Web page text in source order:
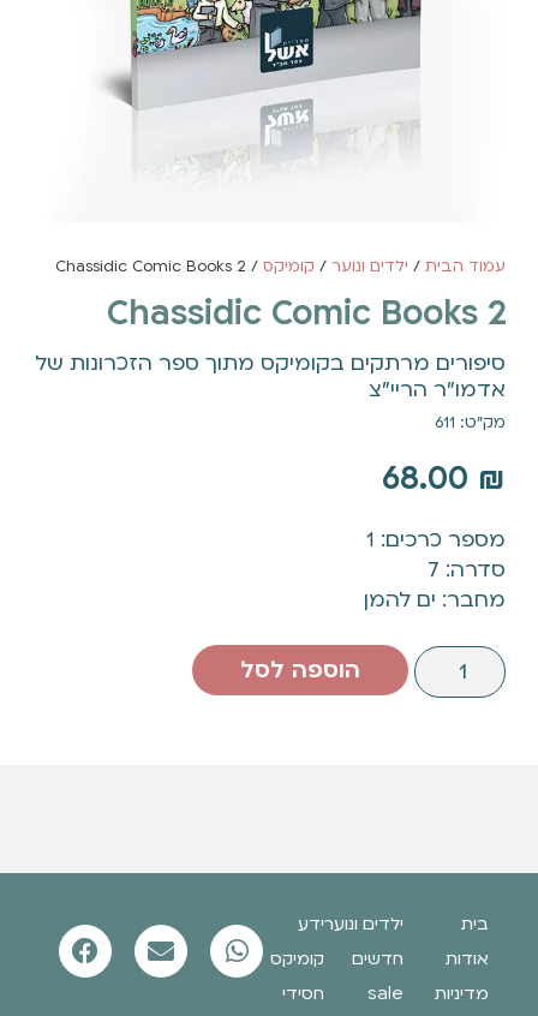
עמוד הבית/ ילדים ונוער/ קומיקס/ 2 Chassidic Comic Books
2 Chassidic Comic Books
סיפורים מרתקים בקומיקס מתוך ספר הזכרונות של
אדמו"ר הריי"צ
מק"ט: 611
68.00 ₪
מספר כרכים: 1
סדרה: 7
מחבר: ים להמן
הוספה לסל
בית
אודות
מדיניות
ילדים ונוער
חדשים
sale
ידע
קומיקס
חסידי